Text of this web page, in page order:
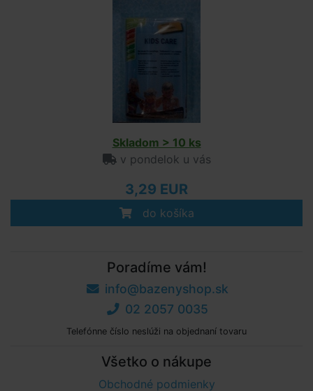
Skladom > 10 ks
v pondelok u vás
3,29 EUR
do košíka
Poradíme vám!
info@bazenyshop.sk
02 2057 0035
Telefónne číslo neslúži na objednaní tovaru
Všetko o nákupe
Obchodné podmienky